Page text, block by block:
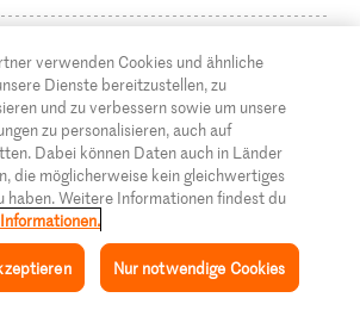
Rezepte Mein Migusto Menü
Rezepte
& Kinder
mit Migusto
Bund
verwenden Cookies und ähnliche
Dienste bereitzustellen, zu
und zu verbessern sowie um unsere
zu personalisieren, auch auf
Dabei können Daten auch in Länder
die möglicherweise kein gleichwertiges
haben. Weitere Informationen findest du
Nur notwendige Cookies